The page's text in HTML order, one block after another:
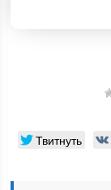
Твитнуть